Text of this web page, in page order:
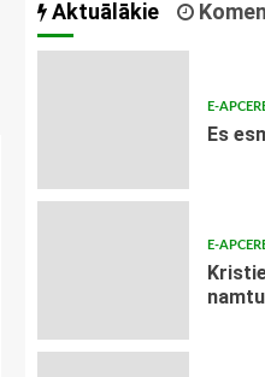
Aktuālākie
E-
Es
E-